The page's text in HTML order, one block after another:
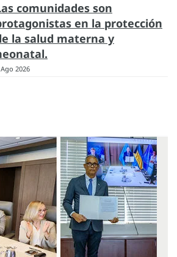
comunidades son
en la protección
la salud materna y
2026